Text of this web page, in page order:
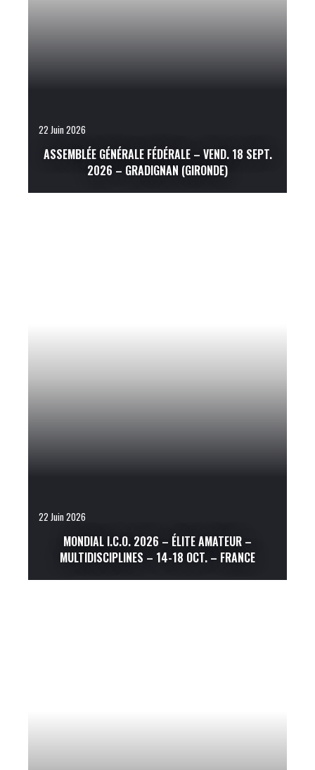
22 Juin 2026
ASSEMBLÉE GÉNÉRALE FÉDÉRALE – VEND. 18 SEPT.
2026 – GRADIGNAN (GIRONDE)
22 Juin 2026
MONDIAL I.C.O. 2026 – ÉLITE AMATEUR –
MULTIDISCIPLINES – 14-18 OCT. – FRANCE